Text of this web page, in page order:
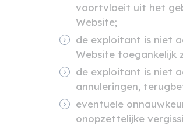
voortvloeit uit het
Website;
de exploitant is niet
Website toegankelijk
de exploitant is niet
annuleringen,
eventuele
onopzettelijke